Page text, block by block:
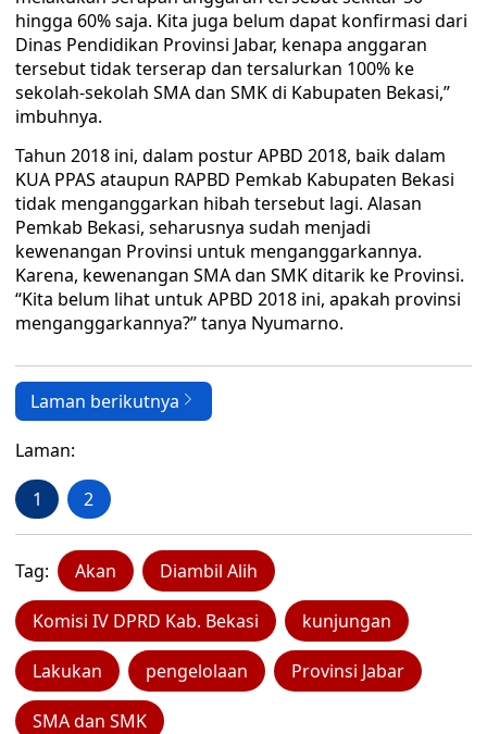
hingga 60% saja. Kita juga belum dapat konfirmasi dari
Dinas Pendidikan Provinsi Jabar, kenapa anggaran
tersebut tidak terserap dan tersalurkan 100% ke
sekolah-sekolah SMA dan SMK di Kabupaten Bekasi,”
imbuhnya.
Tahun 2018 ini, dalam postur APBD 2018, baik dalam
KUA PPAS ataupun RAPBD Pemkab Kabupaten Bekasi
tidak menganggarkan hibah tersebut lagi. Alasan
Pemkab Bekasi, seharusnya sudah menjadi
kewenangan Provinsi untuk menganggarkannya.
Karena, kewenangan SMA dan SMK ditarik ke Provinsi.
“Kita belum lihat untuk APBD 2018 ini, apakah provinsi
menganggarkannya?” tanya Nyumarno.
Laman berikutnya
Laman:
1 2
Tag: Akan Diambil Alih
Komisi IV DPRD Kab. Bekasi kunjungan
Lakukan pengelolaan Provinsi Jabar
SMA dan SMK